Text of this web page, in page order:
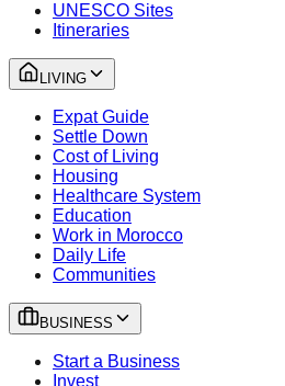
UNESCO Sites
Itineraries
LIVING
Expat Guide
Settle Down
Cost of Living
Housing
Healthcare System
Education
Work in Morocco
Daily Life
Communities
BUSINESS
Start a Business
Invest